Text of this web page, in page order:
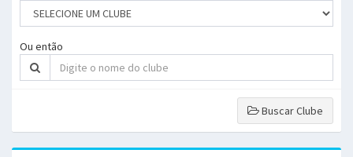
Ou então
Buscar Clube